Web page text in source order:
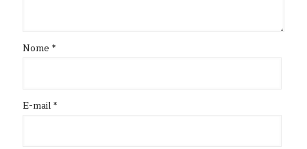
Nome *
E-mail*